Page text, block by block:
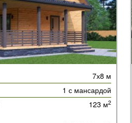
7х8 м
1 с мансардой
123 м2